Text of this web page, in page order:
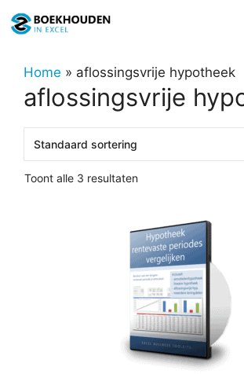
naar
inhoudHome » aflossingsvrije hypotheek
aflossingsvrije
Toont alle 3 resultaten